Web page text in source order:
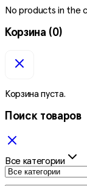
No products in the
Корзина (0)
Корзина пуста.
Поиск товаров
Все категории